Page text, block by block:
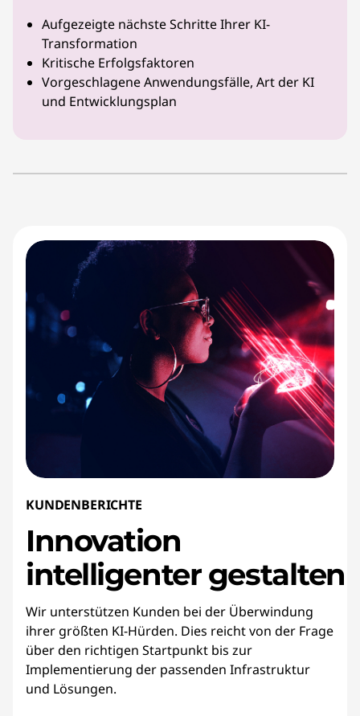
Aufgezeigte nächste Schritte Ihrer KI-
Transformation
Kritische Erfolgsfaktoren
Vorgeschlagene Anwendungsfälle, Art der KI
und Entwicklungsplan
KUNDENBERICHTE
Innovation
intelligenter gestalten
Wir unterstützen Kunden bei der Überwindung
ihrer größten KI-Hürden. Dies reicht von der Frage
über den richtigen Startpunkt bis zur
Implementierung der passenden Infrastruktur
und Lösungen.